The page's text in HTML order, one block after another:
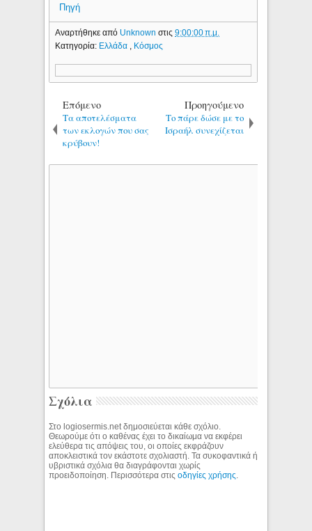
Πηγή
Αναρτήθηκε από Unknownστις9:00:00 π.μ.
Κατηγορία: Ελλάδα , Κόσμος
Επόμενο
Τα αποτελέσματα
των εκλογών που σας
κρύβουν!
Προηγούμενο
Το πάρε δώσε με το
Ισραήλ συνεχίζεται
Σχόλια
Στο logiosermis.net δημοσιεύεται κάθε σχόλιο.
Θεωρούμε ότι ο καθένας έχει το δικαίωμα να εκφέρει
ελεύθερα τις απόψεις του, οι οποίες εκφράζουν
αποκλειστικά τον εκάστοτε σχολιαστή. Τα συκοφαντικά ή
υβριστικά σχόλια θα διαγράφονται χωρίς
προειδοποίηση. Περισσότερα στιςοδηγίες χρήσης.